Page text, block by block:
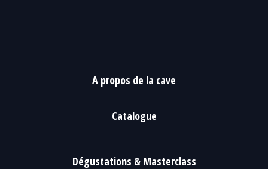
A propos de la cave
Catalogue
Dégustations & Masterclass